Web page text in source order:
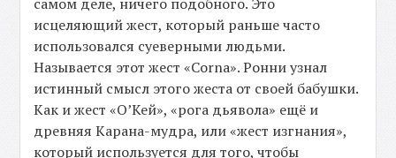
исцеляющий жест, который раньше часто
использовался суеверными людьми.
Называется этот жест «Corna». Ронни узнал
истинный смысл этого жеста от своей бабушки.
Как и жест «О’Кей», «рога дьявола» ещё и
древняя Карана-мудра, или «жест изгнания»,
который используется для того, чтобы